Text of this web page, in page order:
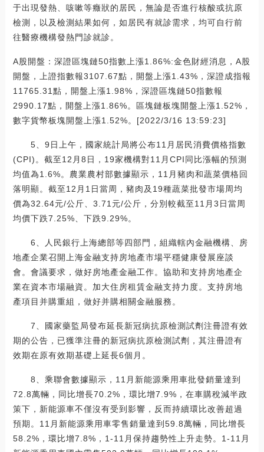
于出現發熱、咳嗽等癥狀的居民，無論是否進行核酸或抗原
檢測，以及檢測結果如何，如居民有就診需求，均可自行前
往醫療機構發熱門診就診。
A股開盤：深證區塊鏈50指數上漲1.86%:金色財經消息，A股
開盤，上證指數報3107.67點，開盤上漲1.43%，深證成指報
11765.31點，開盤上漲1.98%，深證區塊鏈50指數報
2990.17點，開盤上漲1.86%。區塊鏈板塊開盤上漲1.52%，
數字貨幣板塊開盤上漲1.52%。[2022/3/16 13:59:23]
5、9日上午，國家統計局將公布11月居民消費價格指數
(CPI)。截至12月8日，19家機構對11月CPI同比漲幅的預測
均值為1.6%。農業農村部數據顯示，11月豬肉和蔬菜價格回
落明顯。截至12月1日當周，豬肉及19種蔬菜批發市場周均
價為32.64元/公斤、3.71元/公斤，分別較截至11月3日當周
均價下跌7.25%、下跌9.29%。
6、人民銀行上海總部等四部門，組織轄內金融機構、房
地產企業召開上海金融支持房地產市場平穩健康發展座談
會。會議要求，做好房地產金融工作。協助和支持房地產企
業在資本市場融資。加大住房租賃金融支持力度。支持房地
產項目并購重組，做好并購相關金融服務。
7、國家藥監局發布延長新冠病抗原檢測試劑注冊證有效
期的公告，已獲準注冊的新冠病抗原檢測試劑，其注冊證有
效期在原有效期基礎上延長6個月。
8、乘聯會數據顯示，11月新能源乘用車批發銷量達到
72.8萬輛，同比增長70.2%，環比增7.9%，在車購稅減半政
策下，新能源車不僅沒有受到影響，反而持續環比改善超過
預期。11月新能源乘用車零售銷量達到59.8萬輛，同比增長
58.2%，環比增7.8%，1-11月保持趨勢性上升走勢。1-11月